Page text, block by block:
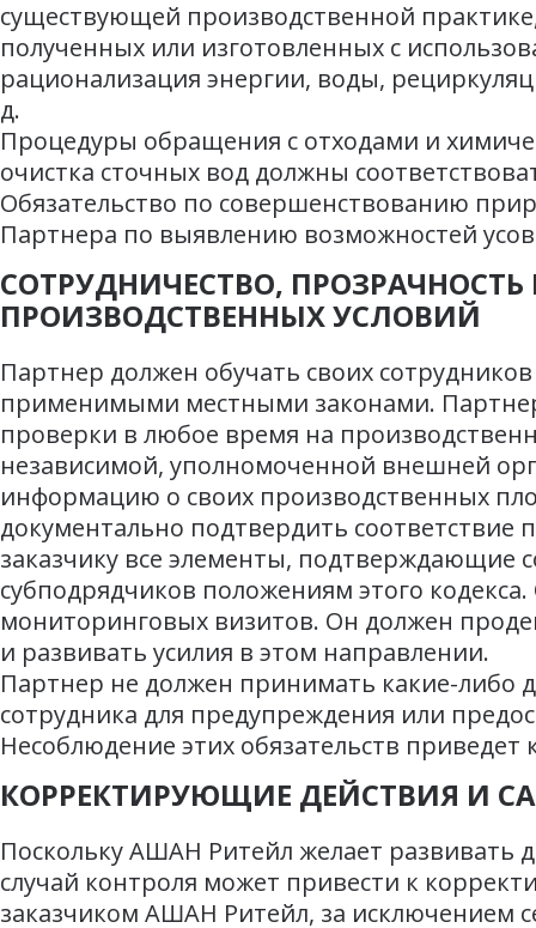
существующей производственной
полученных или изготовленных с
рационализация энергии, воды,
д.
Процедуры обращения с отходами и
очистка сточных вод должны
Обязательство по совершенствованию
Партнера по выявлению возможностей
СОТРУДНИЧЕСТВО,
ПРОИЗВОДСТВЕННЫХ УСЛОВИЙ
Партнер должен обучать своих
применимыми местными законами.
проверки в любое время на
независимой, уполномоченной внешней
информацию о своих производственных
документально подтвердить
заказчику все элементы, подтверждающие
субподрядчиков положениям этого
мониторинговых визитов. Он должен
и развивать усилия в этом направлении.
Партнер не должен принимать какие-
сотрудника для предупреждения или
Несоблюдение этих обязательств
КОРРЕКТИРУЮЩИЕ ДЕЙСТВИЯ И
Поскольку АШАН Ритейл желает
случай контроля может привести к
заказчиком АШАН Ритейл, за исключением